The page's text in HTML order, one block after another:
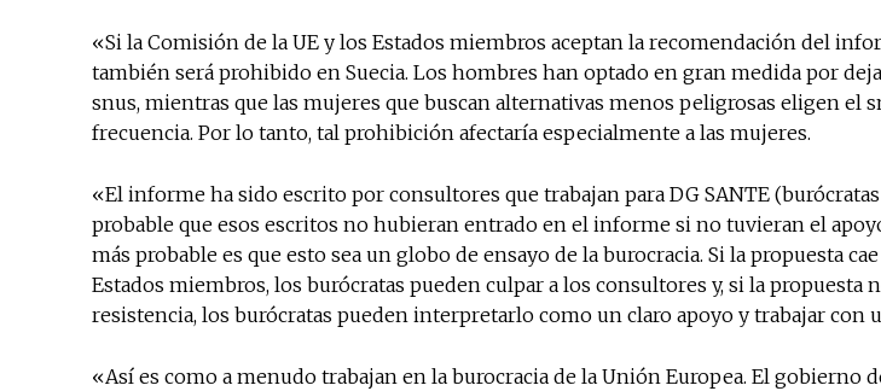
«Si la Comisión de la UE y los Estados miembros aceptan la recomendación del
también será prohibido en Suecia. Los hombres han optado en gran medida por
snus, mientras que las mujeres que buscan alternativas menos peligrosas eligen el
frecuencia. Por lo tanto, tal prohibición afectaría especialmente a las mujeres.
«El informe ha sido escrito por consultores que trabajan para DG SANTE (burócratas
probable que esos escritos no hubieran entrado en el informe si no tuvieran el
más probable es que esto sea un globo de ensayo de la burocracia. Si la propuesta
Estados miembros, los burócratas pueden culpar a los consultores y, si la propuesta
resistencia, los burócratas pueden interpretarlo como un claro apoyo y trabajar con
«Así es como a menudo trabajan en la burocracia de la Unión Europea. El gobierno